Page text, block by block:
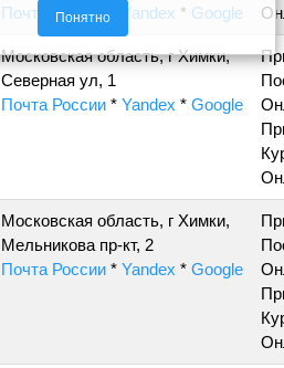
Почта России* Yandex * Google
Московская область, г Химки,
Северная ул, 1
Почта России * Yandex * Google
Московская область, г Химки,
Мельникова пр-кт, 2
Почта России * Yandex * Google
Понятно